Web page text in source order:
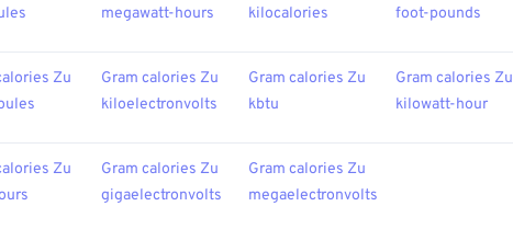
megawatt-hours
kilocalories
foot-pounds
Zu
Gram calories Zu
kiloelectronvolts
Gram calories Zu
kbtu
Gram calories Zu
kilowatt-hour
Zu
Gram calories Zu
gigaelectronvolts
Gram calories Zu
megaelectronvolts